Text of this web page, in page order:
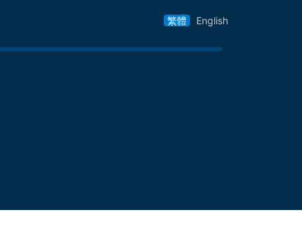
繁體 English